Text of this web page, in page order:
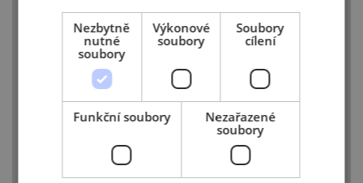
Nezbytně
nutné
soubory
Výkonové
soubory
Soubory
cílení
Funkční soubory
Nezařazené
soubory